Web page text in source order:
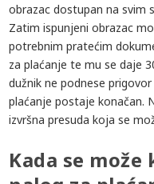
obrazac dostupan na svim
Zatim ispunjeni obrazac
potrebnim pratećim
za plaćanje te mu se daje
dužnik ne podnese
plaćanje postaje konačan.
izvršna presuda koja se
Kada se